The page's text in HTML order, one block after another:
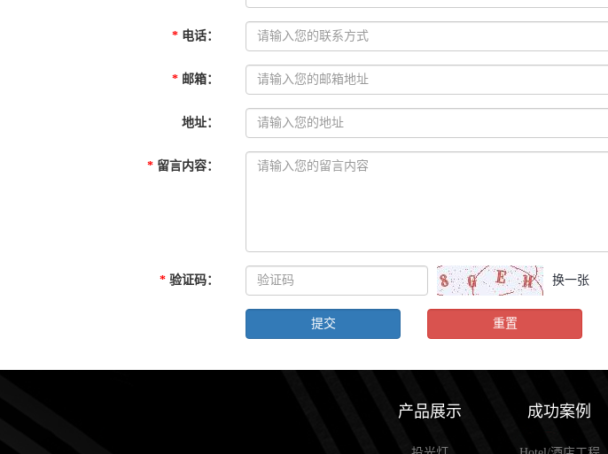
* 电话：
* 邮箱：
地址：
* 留言内容：
* 验证码： 换一张
产品展示 成功案例